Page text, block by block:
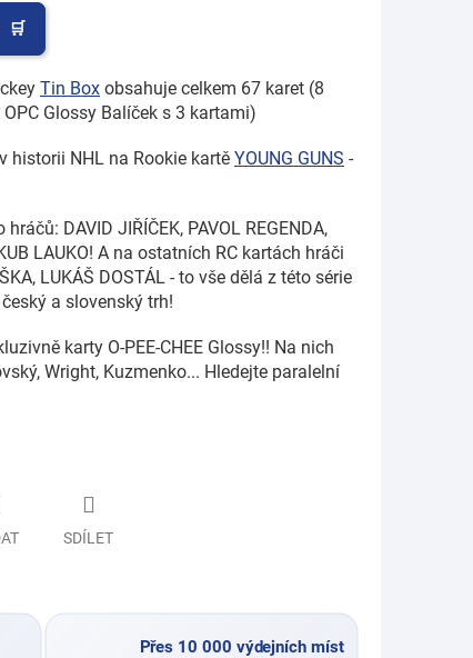
Tin Box obsahuje celkem 67 karet (8
Glossy Balíček s 3 kartami)
historii NHL na Rookie kartě YOUNG GUNS -
DAVID JIŘÍČEK, PAVOL REGENDA,
LAUKO! A na ostatních RC kartách hráči
LUKÁŠ DOSTÁL - to vše dělá z této série
a slovenský trh!
karty O-PEE-CHEE Glossy!! Na nich
Wright, Kuzmenko... Hledejte paralelní
SDÍLET
Přes 10 000 výdejních míst